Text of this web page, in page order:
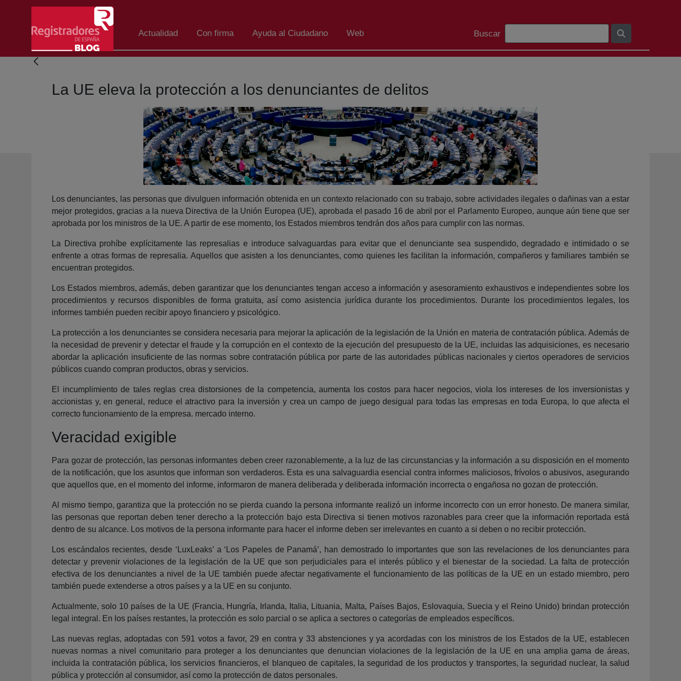
Eduki nagusira joan
Actualidad Con firma Ayuda al Ciudadano Web
Bilaketa barra
Buscar
La UE eleva la protección a los denunciantes de delitos
Los denunciantes, las personas que divulguen información obtenida en un contexto relacionado con su trabajo, sobre actividades ilegales o dañinas van a estar
mejor protegidos, gracias a la nueva Directiva de la Unión Europea (UE), aprobada el pasado 16 de abril por el Parlamento Europeo, aunque aún tiene que ser
aprobada por los ministros de la UE. A partir de ese momento, los Estados miembros tendrán dos años para cumplir con las normas.
La Directiva prohíbe explícitamente las represalias e introduce salvaguardas para evitar que el denunciante sea suspendido, degradado e intimidado o se
enfrente a otras formas de represalia. Aquellos que asisten a los denunciantes, como quienes les facilitan la información, compañeros y familiares también se
encuentran protegidos.
Los Estados miembros, además, deben garantizar que los denunciantes tengan acceso a información y asesoramiento exhaustivos e independientes sobre los
procedimientos y recursos disponibles de forma gratuita, así como asistencia jurídica durante los procedimientos. Durante los procedimientos legales, los
informes también pueden recibir apoyo financiero y psicológico.
La protección a los denunciantes se considera necesaria para mejorar la aplicación de la legislación de la Unión en materia de contratación pública. Además de
la necesidad de prevenir y detectar el fraude y la corrupción en el contexto de la ejecución del presupuesto de la UE, incluidas las adquisiciones, es necesario
abordar la aplicación insuficiente de las normas sobre contratación pública por parte de las autoridades públicas nacionales y ciertos operadores de servicios
públicos cuando compran productos, obras y servicios.
El incumplimiento de tales reglas crea distorsiones de la competencia, aumenta los costos para hacer negocios, viola los intereses de los inversionistas y
accionistas y, en general, reduce el atractivo para la inversión y crea un campo de juego desigual para todas las empresas en toda Europa, lo que afecta el
correcto funcionamiento de la empresa. mercado interno.
Veracidad exigible
Para gozar de protección, las personas informantes deben creer razonablemente, a la luz de las circunstancias y la información a su disposición en el momento
de la notificación, que los asuntos que informan son verdaderos. Esta es una salvaguardia esencial contra informes maliciosos, frívolos o abusivos, asegurando
que aquellos que, en el momento del informe, informaron de manera deliberada y deliberada información incorrecta o engañosa no gozan de protección.
Al mismo tiempo, garantiza que la protección no se pierda cuando la persona informante realizó un informe incorrecto con un error honesto. De manera similar,
las personas que reportan deben tener derecho a la protección bajo esta Directiva si tienen motivos razonables para creer que la información reportada está
dentro de su alcance. Los motivos de la persona informante para hacer el informe deben ser irrelevantes en cuanto a si deben o no recibir protección.
Los escándalos recientes, desde ‘LuxLeaks’ a ‘Los Papeles de Panamá’, han demostrado lo importantes que son las revelaciones de los denunciantes para
detectar y prevenir violaciones de la legislación de la UE que son perjudiciales para el interés público y el bienestar de la sociedad. La falta de protección
efectiva de los denunciantes a nivel de la UE también puede afectar negativamente el funcionamiento de las políticas de la UE en un estado miembro, pero
también puede extenderse a otros países y a la UE en su conjunto.
Actualmente, solo 10 países de la UE (Francia, Hungría, Irlanda, Italia, Lituania, Malta, Países Bajos, Eslovaquia, Suecia y el Reino Unido) brindan protección
legal integral. En los países restantes, la protección es solo parcial o se aplica a sectores o categorías de empleados específicos.
Las nuevas reglas, adoptadas con 591 votos a favor, 29 en contra y 33 abstenciones y ya acordadas con los ministros de los Estados de la UE, establecen
nuevas normas a nivel comunitario para proteger a los denunciantes que denuncian violaciones de la legislación de la UE en una amplia gama de áreas,
incluida la contratación pública, los servicios financieros, el blanqueo de capitales, la seguridad de los productos y transportes, la seguridad nuclear, la salud
pública y protección al consumidor, así como la protección de datos personales.